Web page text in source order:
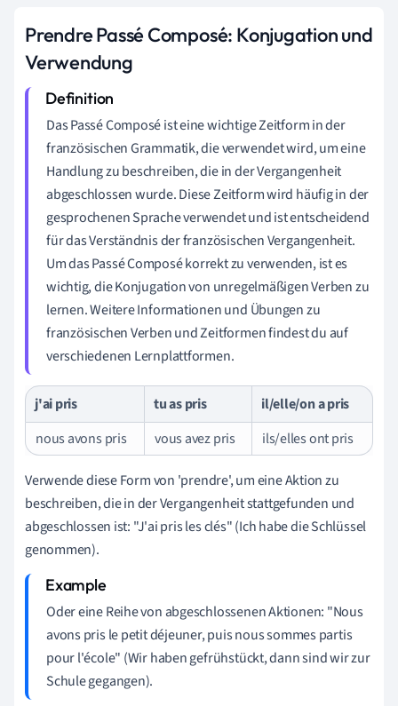
Prendre Passé Composé: Konjugation und
Verwendung
Das Passé Composé ist eine wichtige Zeitform in der
französischen Grammatik, die verwendet wird, um eine
Handlung zu beschreiben, die in der Vergangenheit
abgeschlossen wurde. Diese Zeitform wird häufig in der
gesprochenen Sprache verwendet und ist entscheidend
für das Verständnis der französischen Vergangenheit.
Um das Passé Composé korrekt zu verwenden, ist es
wichtig, die Konjugation von unregelmäßigen Verben zu
lernen. Weitere Informationen und Übungen zu
französischen Verben und Zeitformen findest du auf
verschiedenen Lernplattformen.
j'ai pris tu as pris
il/elle/on a pris
nous avons pris
vous avez pris ils/elles ont pris
Verwende diese Form von 'prendre', um eine Aktion zu
beschreiben, die in der Vergangenheit stattgefunden und
abgeschlossen ist: "J'ai pris les clés" (Ich habe die Schlüssel
genommen).
Oder eine Reihe von abgeschlossenen Aktionen: "Nous
avons pris le petit déjeuner, puis nous sommes partis
pour l'école" (Wir haben gefrühstückt, dann sind wir zur
Schule gegangen).